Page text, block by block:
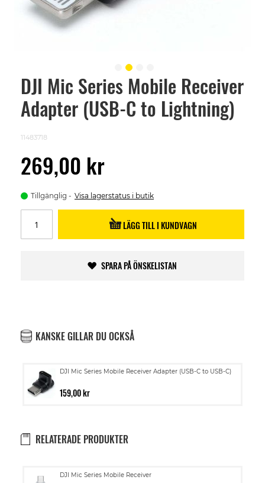
DJI Mic Series Mobile Receiver
Adapter (USB-C to Lightning)
11483718
269,00 kr
Tillgänglig Visa lagerstatus i butik
LÄGG TILL I KUNDVAGN
SPARA PÅ ÖNSKELISTAN
KANSKE GILLAR DU OCKSÅ
DJI Mic Series Mobile Receiver Adapter (USB-C to USB-C)
159,00 kr
RELATERADE PRODUKTER
DJI Mic Series Mobile Receiver
Lägg
Skip
beginning
images